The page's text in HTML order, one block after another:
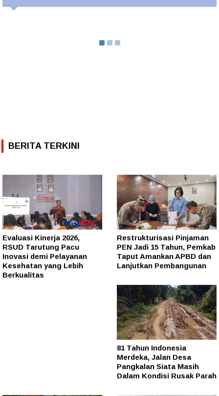
BERITA TERKINI
Evaluasi Kinerja 2026,
RSUD Tarutung Pacu
Inovasi demi Pelayanan
Kesehatan yang Lebih
Berkualitas
Restrukturisasi Pinjaman
PEN Jadi 15 Tahun, Pemkab
Taput Amankan APBD dan
Lanjutkan Pembangunan
81 Tahun Indonesia
Merdeka, Jalan Desa
Pangkalan Siata Masih
Dalam Kondisi Rusak Parah